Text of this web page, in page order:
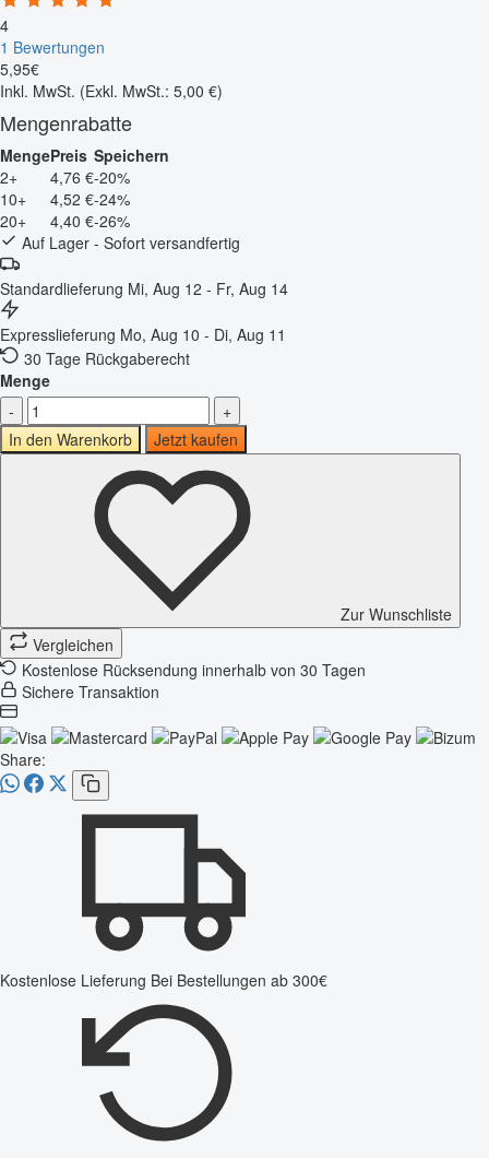
4
1 Bewertungen
5,95€
Inkl. MwSt. (Exkl. MwSt.: 5,00 €)
Mengenrabatte
MengePreis Speichern
2+
4,76 €-20%
10+
4,52 €-24%
20+
4,40 €-26%
Auf Lager - Sofort versandfertig
Standardlieferung Mi, Aug 12 - Fr, Aug 14
Expresslieferung Mo, Aug 10 - Di, Aug 11
30 Tage Rückgaberecht
Menge
-
+
In den Warenkorb
Jetzt kaufen
Zur Wunschliste
Vergleichen
Kostenlose Rücksendung innerhalb von 30 Tagen
Sichere Transaktion
Share:
Kostenlose Lieferung Bei Bestellungen ab 300€